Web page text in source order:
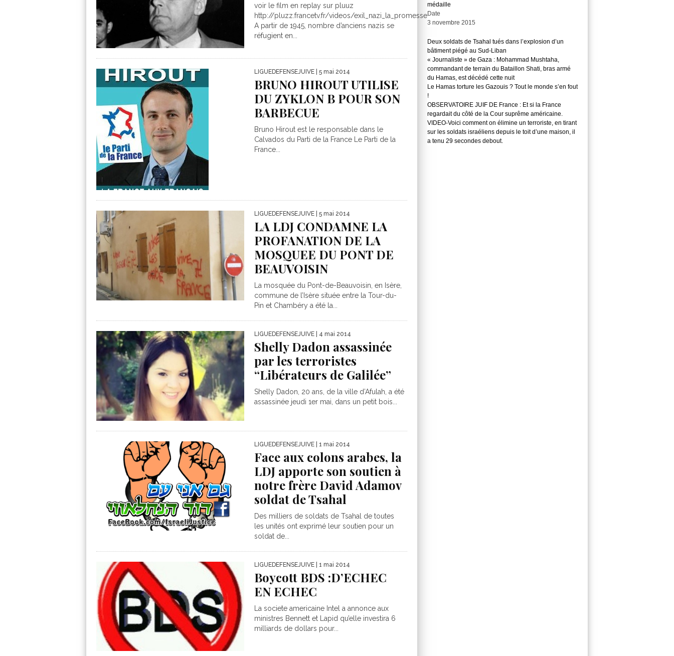
voir le film en replay sur pluuz
http://pluzz.francetv.fr/videos/exil_nazi_la_promesse_de_l_orient.html
A partir de 1945, nombre d’anciens nazis se
réfugient en...
LIGUEDEFENSEJUIVE | 5 mai 2014
BRUNO HIROUT UTILISE
DU ZYKLON B POUR SON
BARBECUE
Bruno Hirout est le responsable dans le
Calvados du Parti de la France Le Parti de la
France...
LIGUEDEFENSEJUIVE | 5 mai 2014
LA LDJ CONDAMNE LA
PROFANATION DE LA
MOSQUEE DU PONT DE
BEAUVOISIN
La mosquée du Pont-de-Beauvoisin, en Isère,
commune de l’Isère située entre la Tour-du-
Pin et Chambéry a été la...
LIGUEDEFENSEJUIVE | 4 mai 2014
Shelly Dadon assassinée
par les terroristes
“Libérateurs de Galilée”
Shelly Dadon, 20 ans, de la ville d’Afulah, a été
assassinée jeudi 1er mai, dans un petit bois...
LIGUEDEFENSEJUIVE | 1 mai 2014
Face aux colons arabes, la
LDJ apporte son soutien à
notre frère David Adamov
soldat de Tsahal
Des milliers de soldats de Tsahal de toutes
les unités ont exprimé leur soutien pour un
soldat de...
LIGUEDEFENSEJUIVE | 1 mai 2014
Boycott BDS :D’ECHEC
EN ECHEC
La societe americaine Intel a annonce aux
ministres Bennett et Lapid qu’elle investira 6
milliards de dollars pour...
médaille
Date
3 novembre 2015
Deux soldats de Tsahal tués dans l’explosion d’un
bâtiment piégé au Sud-Liban
« Journaliste » de Gaza : Mohammad Mushtaha,
commandant de terrain du Bataillon Shati, bras armé
du Hamas, est décédé cette nuit
Le Hamas torture les Gazouis ? Tout le monde s’en fout
!
OBSERVATOIRE JUIF DE France : Et si la France
regardait du côté de la Cour suprême américaine.
VIDEO-Voici comment on élimine un terroriste, en tirant
sur les soldats israéliens depuis le toit d’une maison, il
a tenu 29 secondes debout.